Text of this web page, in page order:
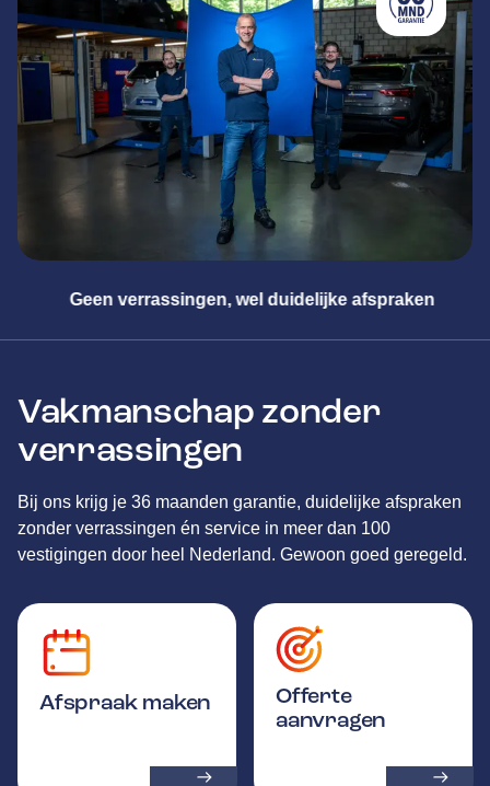
Geen verrassingen, wel duidelijke afspraken
Vakmanschap zonder
verrassingen
Bij ons krijg je 36 maanden garantie, duidelijke afspraken
zonder verrassingen én service in meer dan 100
vestigingen door heel Nederland. Gewoon goed geregeld.
Afspraak maken
Offerte
aanvragen